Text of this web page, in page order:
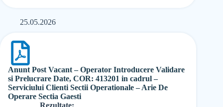
25.05.2026
Anunt Post Vacant – Operator Introducere Validare
si Prelucrare Date, COR: 413201 in cadrul –
Serviciului Clienti Sectii Operationale – Arie De
Operare Sectia Gaesti
Rezultate: